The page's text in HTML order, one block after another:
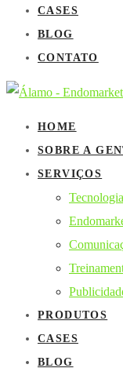
CASES
BLOG
CONTATO
HOME
SOBRE A
SERVIÇOS
Tecnologia
PRODUTOS
CASES
BLOG